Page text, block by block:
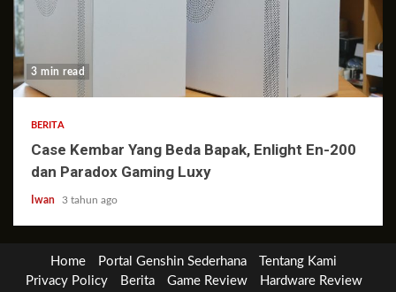
3 min read
BERITA
Case Kembar Yang Beda Bapak, Enlight En-200
dan Paradox Gaming Luxy
Iwan 3 tahun ago
Home Portal Genshin Sederhana
Tentang Kami
Privacy Policy
Berita Game Review Hardware Review